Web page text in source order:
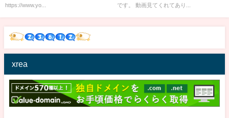
https://www.yo...
です。 動画見てくれてあり...
xrea